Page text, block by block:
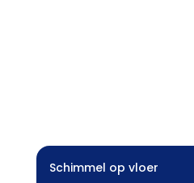
Schimmel op vloer